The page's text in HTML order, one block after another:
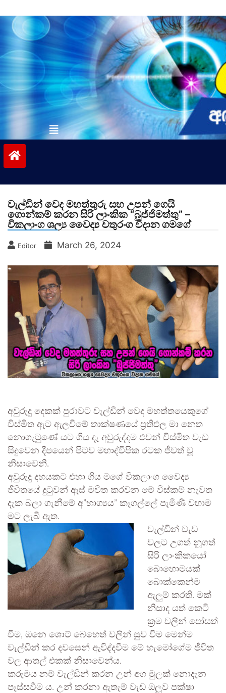
to
contentvinivida.lk
වැල්ඩින් වෙද මහත්තුරු සහ උපන් ගෙයි
ගොන්කම් කරන සිරි ලාංකික “බුජ්ජිමත්තු” –
විකලාංග ශල්‍ය වෛද්‍ය චතුරංග විදාන ගමගේ
Editor March 26, 2024
අවුරුදු දෙකක් පුරාවට වැල්ඩින් වෙද මහත්තයෙකුගේ
විස්මිත ඇට ඇලවීමේ තාක්ෂණයේ ප්‍රතිඵල මා නෙත
නොගැටුණේ යට ගිය දෑ අවුරුද්දම එවන් විස්මිත වැඩ
සිදුවෙන දීපයෙන් පිටව මහාද්වීපික රටක ජීවත් වූ
නිසාවෙනි.
අවුරුදු දහයකට එහා ගිය මගේ විකලාංග වෛද්‍ය
ජීවිතයේ දුටුවන් ඇස් මවිත කරවන මේ විස්කම් නැවත
දැක බලා ගැනීමේ අ”භාග්‍යය” කෑගල්ලේ පැමිණි වහාම
මට ලැබී ඇත.
වැල්ඩින් වැඩ
වලට උගත් නූගත්
සිරි ලාංකිකයෝ
බොහොමයක්
බොක්කෙන්ම
ඇලුම් කරති. මක්‌
නිසාද යත් කෙටි
ක්‍රම වලින් පෝසත්
වීම, ඔනෙ ශොට් බෙහෙත් වලින් සුව වීම මෙන්ම
වැල්ඩින් කර දවසෙන් ඇවිද්දවීම මේ හැමෝගේම ජීවිත
වල ආතල් එකක් නිසාවෙන්ය.
කරුමය නම් වැල්ඩින් කරන උන් අග මුලක් නොදැන
පෑස්සවීම ය. උන් කරනා ඇතැම් වැඩ ඔලුව පක්ෂා